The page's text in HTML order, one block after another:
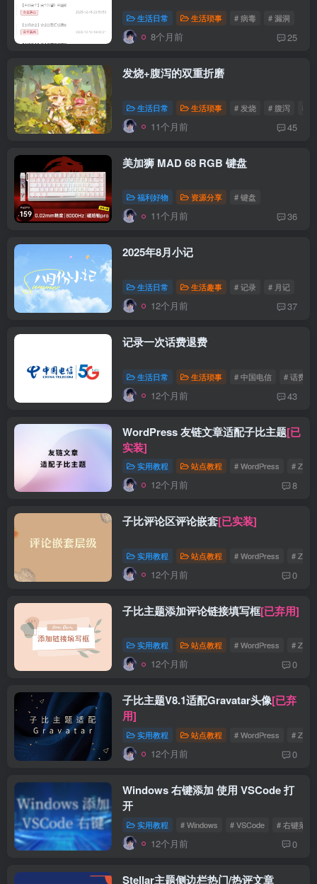
生活日常 生活琐事 # 病毒 # 漏洞
8个月前 25
发烧+腹泻的双重折磨
生活日常 生活琐事 # 发烧 # 腹泻 #
11个月前 45
美加狮 MAD 68 RGB 键盘
福利好物 资源分享 # 键盘
11个月前 36
2025年8月小记
生活日常 生活趣事 # 记录 # 月记
12个月前 37
记录一次话费退费
生活日常 生活琐事 # 中国电信 # 话费
12个月前 43
WordPress 友链文章适配子比主题[已
实装]
实用教程 站点教程 # WordPress # Zibll
12个月前 8
子比评论区评论嵌套[已实装]
实用教程 站点教程 # WordPress # Zibll
12个月前 0
子比主题添加评论链接填写框[已弃用]
实用教程 站点教程 # WordPress # Zibll
12个月前 0
子比主题V8.1适配Gravatar头像[已弃
用]
实用教程 站点教程 # WordPress # Zibll
12个月前 0
Windows 右键添加 使用 VSCode 打
开
实用教程 # Windows # VSCode # 右键菜单
12个月前 0
Stellar主题侧边栏热门/热评文章